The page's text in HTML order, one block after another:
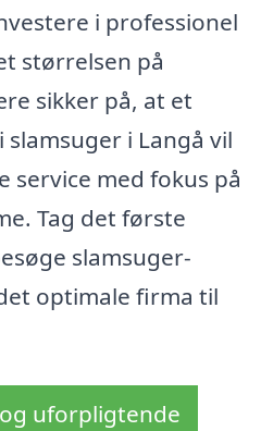
i professionel
størrelsen på
sikker på, at et
i Langå vil
service med fokus på
Tag det første
slamsuger-
optimale firma til
uforpligtende